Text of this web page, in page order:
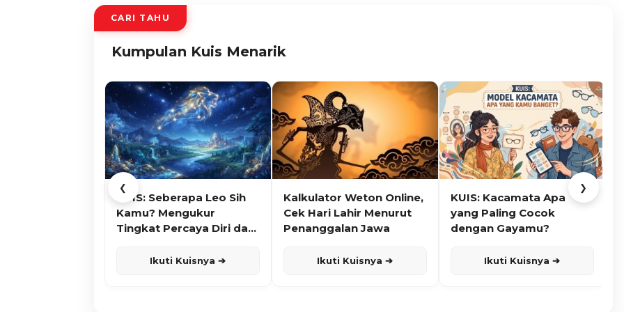
CARI TAHU
Kumpulan Kuis Menarik
❮
KUIS: Seberapa Leo Sih
Kamu? Mengukur
Tingkat Percaya Diri dan
Ikuti Kuisnya ➔
Kalkulator Weton Online,
Cek Hari Lahir Menurut
Penanggalan Jawa
Ikuti Kuisnya ➔
KUIS: Kacamata Apa
yang Paling Cocok
dengan Gayamu?
Ikuti Kuisnya ➔
❯